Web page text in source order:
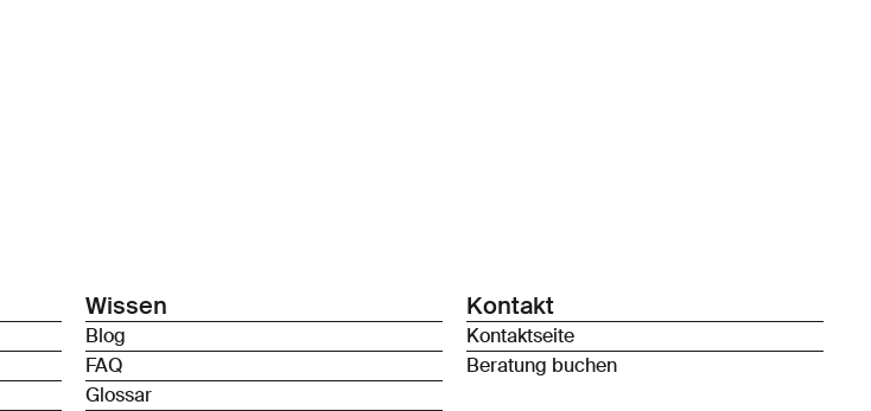
Wissen
Blog
FAQ
Glossar
Kontakt
Kontaktseite
Beratung buchen